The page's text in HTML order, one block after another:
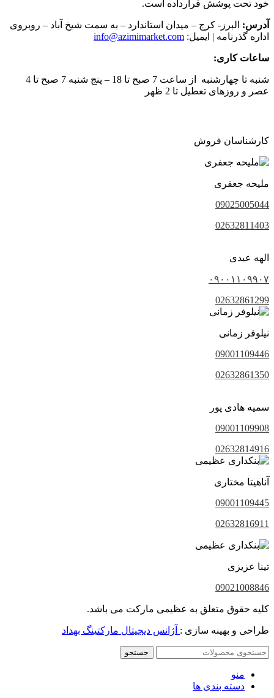
خود تحت پوشش قرارداده است.
آدرس: البرز- کرج – میدان استاندارد – به سمت شیخ آباد – روبروی
اداره گذرنامه | ایمیل: info@azimimarket.com
ساعات کاری:
شنبه تا چهارشنبه از ساعت 7 صبح تا 18 – پنج شنبه 7 صبح تا 4
عصر و روزهای تعطیل تا 2 ظهر
کارشناسان فروش
ملیحه جعفری
09025005044
02632811403
الهه عبدی
۰۹۰۰۱۱۰۹۹۰۷
02632861299
نیلوفر زمانی
09001109446
02632861350
سمیه هادی پور
09001109908
02632814916
آناهیتا مختاری
09001109445
02632816911
تینا عزیزی
09021008846
کلیه حقوق متعلق به عظیمی مارکت می باشد.
طراحی و بهینه سازی : آژانس دیجیتال مارکتینگ بهداد
جستجو
منو
دسته بندی ها